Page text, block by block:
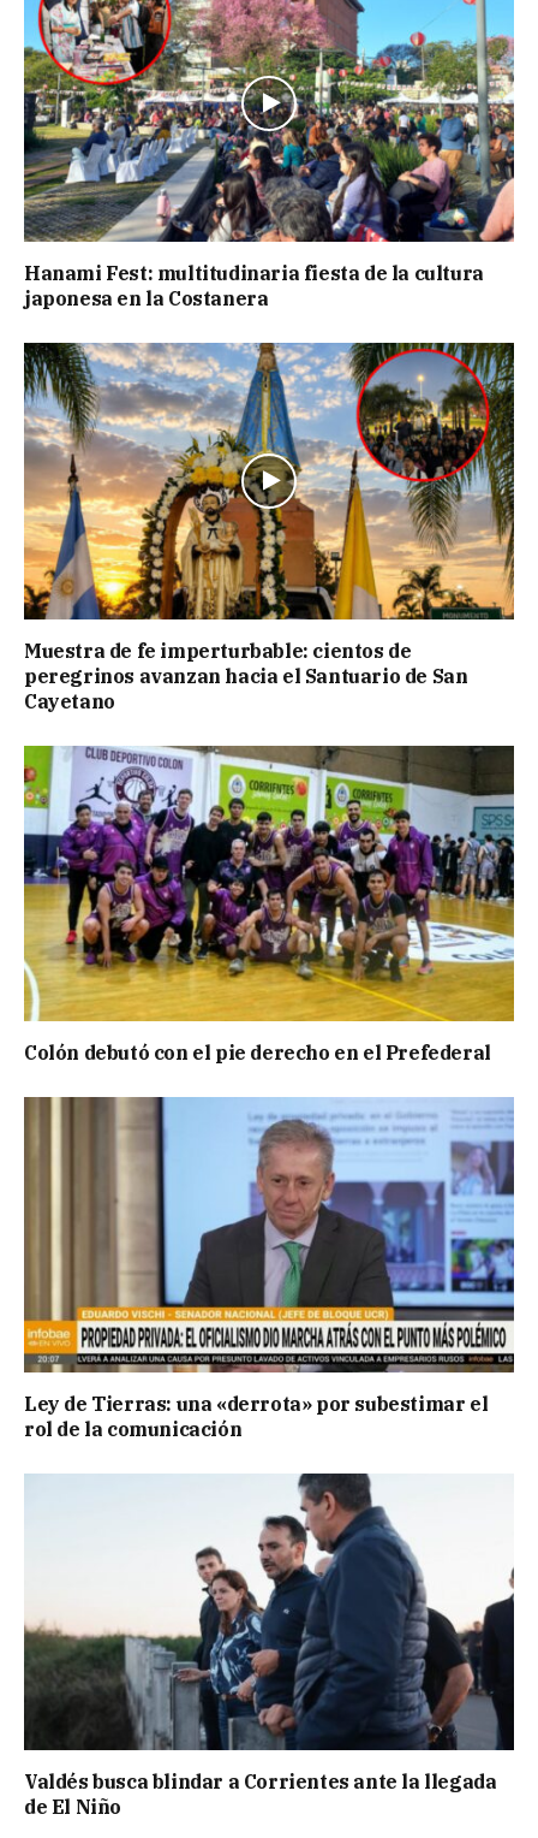
Hanami Fest: multitudinaria fiesta de la cultura
japonesa en la Costanera
Muestra de fe imperturbable: cientos de
peregrinos avanzan hacia el Santuario de San
Cayetano
Colón debutó con el pie derecho en el Prefederal
Ley de Tierras: una «derrota» por subestimar el
rol de la comunicación
Valdés busca blindar a Corrientes ante la llegada
de El Niño